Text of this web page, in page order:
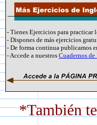
- Tienes Ejercicios para practicar
- Dispones de más ejercicios
- De forma continua publicamos
- Accede a nuestros Cuadernos de
*También